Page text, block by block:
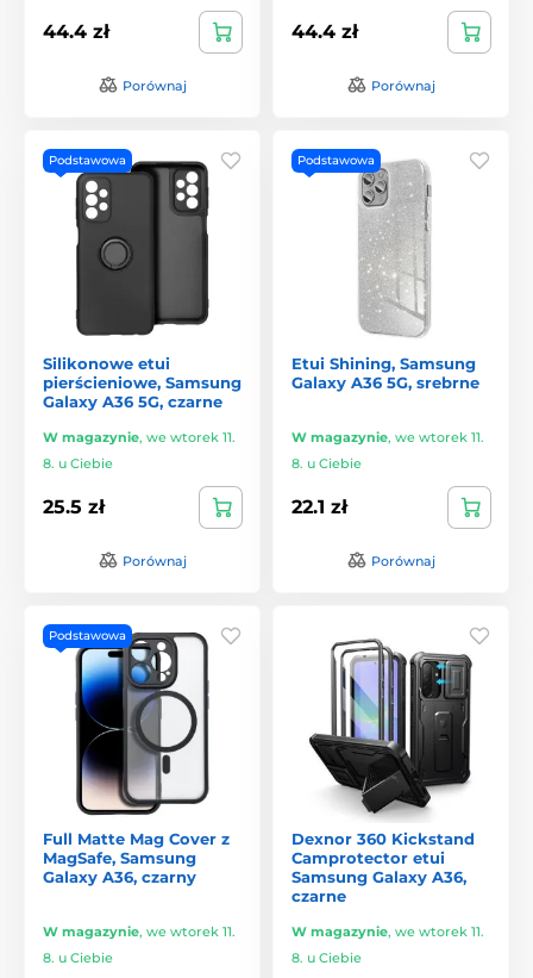
44.4 zł
Porównaj
44.4 zł
Porównaj
Podstawowa
Silikonowe etui
pierścieniowe, Samsung
Galaxy A36 5G, czarne
W magazynie, we wtorek 11.
8. u Ciebie
25.5 zł
Porównaj
Podstawowa
Etui Shining, Samsung
Galaxy A36 5G, srebrne
W magazynie, we wtorek 11.
8. u Ciebie
22.1 zł
Porównaj
Podstawowa
Full Matte Mag Cover z
MagSafe, Samsung
Galaxy A36, czarny
W magazynie, we wtorek 11.
8. u Ciebie
Dexnor 360 Kickstand
Camprotector etui
Samsung Galaxy A36,
czarne
W magazynie, we wtorek 11.
8. u Ciebie